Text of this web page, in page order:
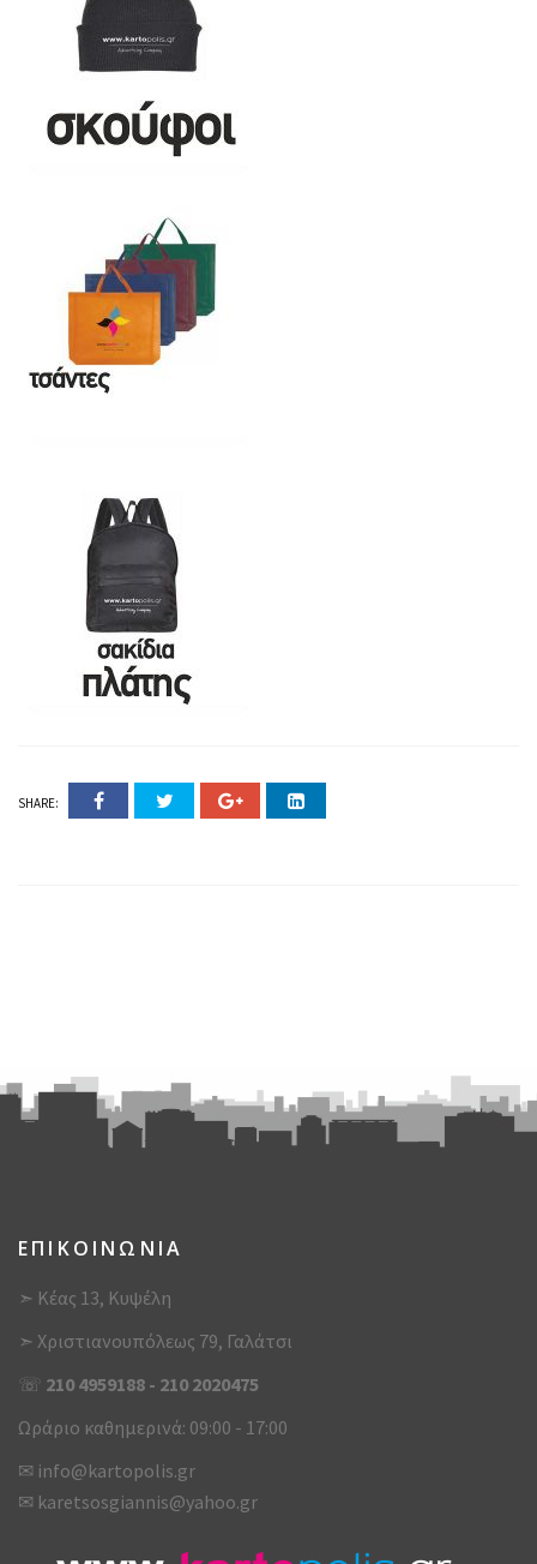
SHARE:
ΕΠΙΚΟΙΝΩΝΙΑ
➣ Κέας 13, Κυψέλη
➣ Χριστιανουπόλεως 79, Γαλάτσι
☏ 210 4959188 - 210 2020475
Ωράριο καθημερινά: 09:00 - 17:00
✉ info@kartopolis.gr
✉ karetsosgiannis@yahoo.gr